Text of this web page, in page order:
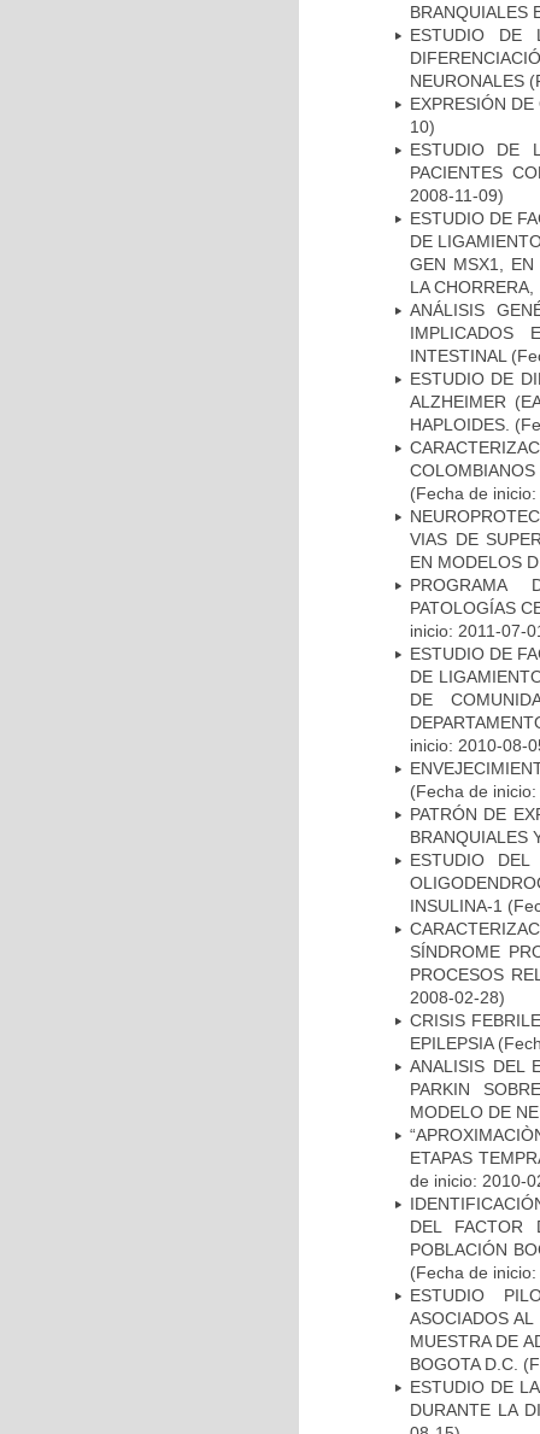
BRANQUIALES
ESTUDIO DE
NEURONALES
EXPRESIÓN
10)
ESTUDIO DE
PACIENTES
2008-11-09)
ESTUDIO DE
DE
GEN MSX1, EN
LA
ANÁLISIS
IMPLICADOS
INTESTINAL
ESTUDIO DE
ALZHEIMER
HAPLOIDES.
(Fecha de
VIAS DE
EN MODELOS
PROGRAMA
PATOLOGÍAS
inicio: 2011-07-
ESTUDIO DE
DE
DE
inicio: 2010-08-
(Fecha de
PATRÓN DE
BRANQUIALES
ESTUDIO
INSULINA-1
SÍNDROME
PROCESOS
2008-02-28)
CRISIS
EPILEPSIA
ANALISIS DEL
PARKIN
MODELO DE
ETAPAS
de inicio: 2010-
DEL FACTOR
POBLACIÓN
(Fecha de
ESTUDIO
ASOCIADOS
MUESTRA DE
BOGOTA D.C.
ESTUDIO DE
DURANTE LA